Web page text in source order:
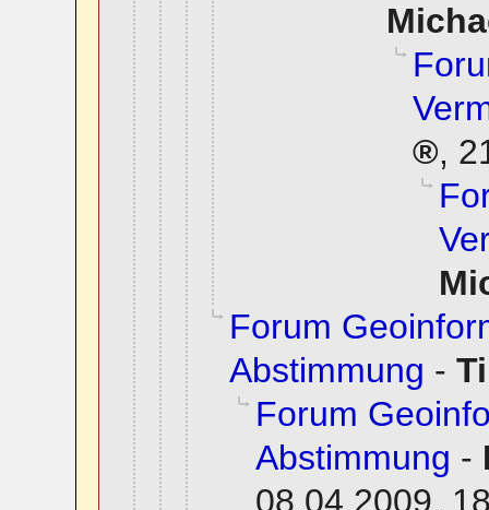
,
Forum
Abstimmung -
Forum
Abstimmung -
08.04.2009,